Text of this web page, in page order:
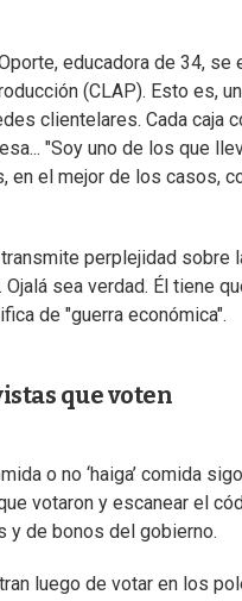
educadora de 34,
(CLAP). Esto es,
clientelares. Cada caja
"Soy uno de los que
en el mejor de los casos,
perplejidad
sea verdad. Él tiene
de "guerra económica".
que voten
o no ‘haiga’ comida
votaron y escanear el
y de bonos del gobierno.
luego de votar en los